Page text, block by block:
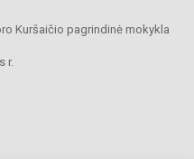
Kuršaičio pagrindinė mokykla
r.